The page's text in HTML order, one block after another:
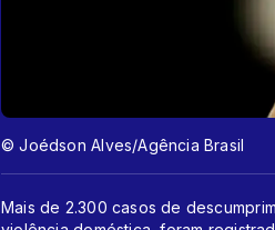
© Joédson Alves/Agência Brasil
Mais de 2.300 casos de